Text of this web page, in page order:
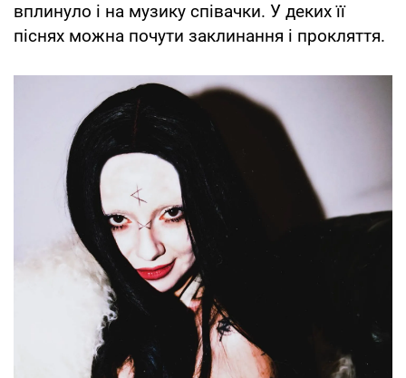
вплинуло і на музику співачки. У деких її
піснях можна почути заклинання і прокляття.